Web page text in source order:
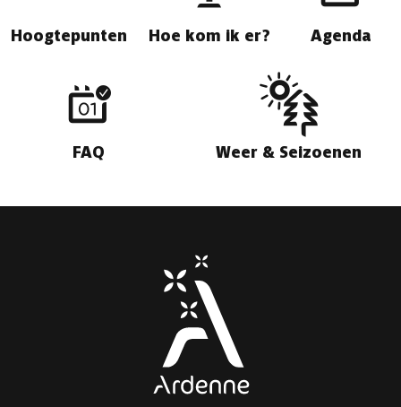
Hoogtepunten Hoe kom ik er? Agenda
FAQ Weer & Seizoenen